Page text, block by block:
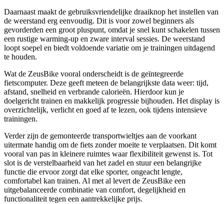
Daarnaast maakt de gebruiksvriendelijke draaiknop het instellen van
de weerstand erg eenvoudig. Dit is voor zowel beginners als
gevorderden een groot pluspunt, omdat je snel kunt schakelen tussen
een rustige warming-up en zware interval sessies. De weerstand
loopt soepel en biedt voldoende variatie om je trainingen uitdagend
te houden.
Wat de ZeusBike vooral onderscheidt is de geïntegreerde
fietscomputer. Deze geeft meteen de belangrijkste data weer: tijd,
afstand, snelheid en verbrande calorieën. Hierdoor kun je
doelgericht trainen en makkelijk progressie bijhouden. Het display is
overzichtelijk, verlicht en goed af te lezen, ook tijdens intensieve
trainingen.
Verder zijn de gemonteerde transportwieltjes aan de voorkant
uitermate handig om de fiets zonder moeite te verplaatsen. Dit komt
vooral van pas in kleinere ruimtes waar flexibiliteit gewenst is. Tot
slot is de verstelbaarheid van het zadel en stuur een belangrijke
functie die ervoor zorgt dat elke sporter, ongeacht lengte,
comfortabel kan trainen. Al met al levert de ZeusBike een
uitgebalanceerde combinatie van comfort, degelijkheid en
functionaliteit tegen een aantrekkelijke prijs.